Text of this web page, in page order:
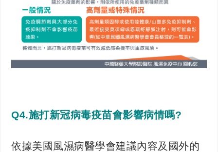
Q4.施打新冠病毒疫苗會影響病情嗎?
依據美國風濕病醫學會建議內容及國外的